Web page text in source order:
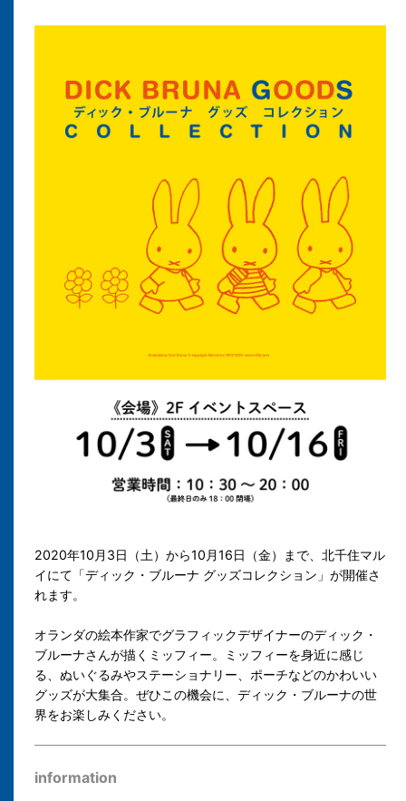
2020年10月3日（土）から10月16日（金）まで、北千住マル
イにて「ディック・ブルーナ グッズコレクション」が開催さ
れます。
オランダの絵本作家でグラフィックデザイナーのディック・
ブルーナさんが描くミッフィー。ミッフィーを身近に感じ
る、ぬいぐるみやステーショナリー、ポーチなどのかわいい
グッズが大集合。ぜひこの機会に、ディック・ブルーナの世
界をお楽しみください。
information